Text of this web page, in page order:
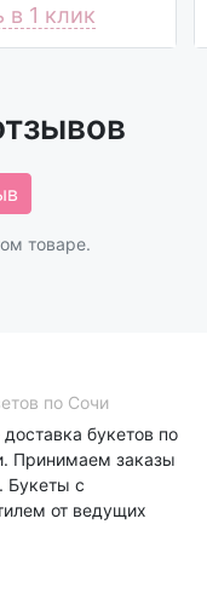
в 1 клик
товаре.
букетов по
Принимаем заказы
Букеты с
от ведущих